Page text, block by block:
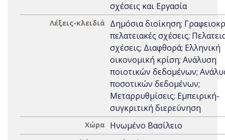
σχέσεις και Εργασία
Λέξεις-κλειδιά
Δημόσια διοίκηση;
πελατειακές σχέσεις;
σχέσεις; Διαφθορά; Ελληνική
οικονομική κρίση; Ανάλυση
ποιοτικών δεδομένων;
ποσοτικών δεδομένων;
Μεταρρυθμίσεις; Εμπειρική-
συγκριτική διερεύνηση
Χώρα Ηνωμένο Βασίλειο